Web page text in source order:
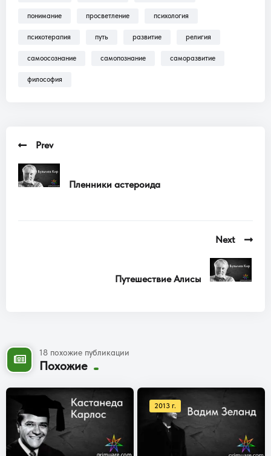
понимание просветление психология
психотерапия путь развитие религия
самоосознание самопознание саморазвитие
философия
Prev
Пленники астероида
Next
Путешествие Алисы
18 похожие публикации
Похожие
2013 г.